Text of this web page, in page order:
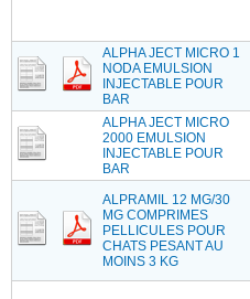
ALPHA JECT MICRO 1
NODA EMULSION
INJECTABLE POUR
BAR
ALPHA JECT MICRO
2000 EMULSION
INJECTABLE POUR
BAR
ALPRAMIL 12 MG/30
MG COMPRIMES
PELLICULES POUR
CHATS PESANT AU
MOINS 3 KG